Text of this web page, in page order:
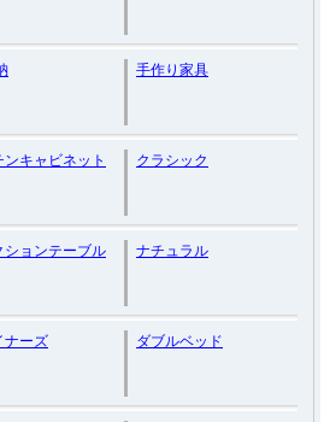
手作り家具
ンキャビネット クラシック
ションテーブル ナチュラル
ナーズ ダブルベッド